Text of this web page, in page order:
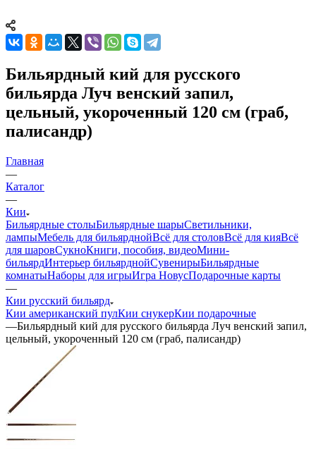
Бильярдный кий для русского
бильярда Луч венский запил,
цельный, укороченный 120 см (граб,
палисандр)
Главная
—
Каталог
—
Кии
Бильярдные столыБильярдные шарыСветильники,
лампыМебель для бильярднойВсё для столовВсё для кияВсё
для шаровСукноКниги, пособия, видеоМини-
бильярдИнтерьер бильярднойСувенирыБильярдные
комнатыНаборы для игрыИгра НовусПодарочные карты
—
Кии русский бильярд
Кии американский пулКии снукерКии подарочные
—Бильярдный кий для русского бильярда Луч венский запил,
цельный, укороченный 120 см (граб, палисандр)